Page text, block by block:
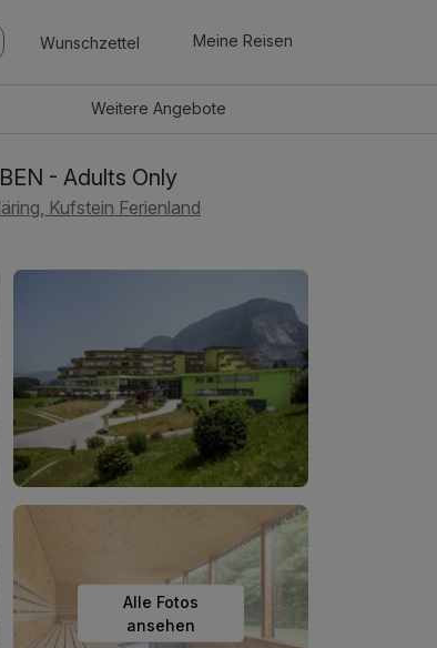
Wunschzettel Meine Reisen
WeitereAngebote
- Adults Only
Kufstein Ferienland
Alle Fotos
ansehen